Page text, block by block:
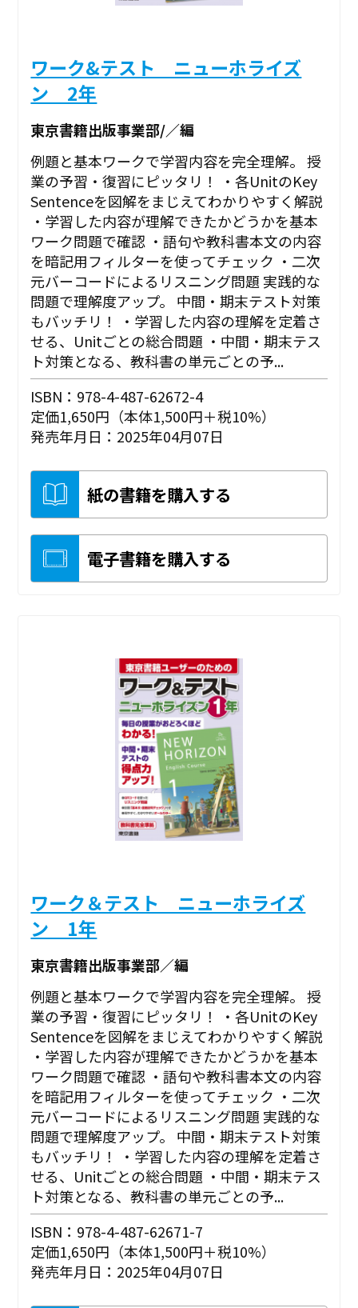
ワーク&テスト ニューホライズ
ン 2年
東京書籍出版事業部/／編
例題と基本ワークで学習内容を完全理解。 授
業の予習・復習にピッタリ！ ・各UnitのKey
Sentenceを図解をまじえてわかりやすく解説
・学習した内容が理解できたかどうかを基本
ワーク問題で確認 ・語句や教科書本文の内容
を暗記用フィルターを使ってチェック ・二次
元バーコードによるリスニング問題 実践的な
問題で理解度アップ。 中間・期末テスト対策
もバッチリ！ ・学習した内容の理解を定着さ
せる、Unitごとの総合問題 ・中間・期末テス
ト対策となる、教科書の単元ごとの予...
ISBN：978-4-487-62672-4
定価1,650円（本体1,500円＋税10%）
発売年月日：2025年04月07日
紙の書籍を購入する
電子書籍を購入する
ワーク＆テスト ニューホライズ
ン 1年
東京書籍出版事業部／編
例題と基本ワークで学習内容を完全理解。 授
業の予習・復習にピッタリ！ ・各UnitのKey
Sentenceを図解をまじえてわかりやすく解説
・学習した内容が理解できたかどうかを基本
ワーク問題で確認 ・語句や教科書本文の内容
を暗記用フィルターを使ってチェック ・二次
元バーコードによるリスニング問題 実践的な
問題で理解度アップ。 中間・期末テスト対策
もバッチリ！ ・学習した内容の理解を定着さ
せる、Unitごとの総合問題 ・中間・期末テス
ト対策となる、教科書の単元ごとの予...
ISBN：978-4-487-62671-7
定価1,650円（本体1,500円＋税10%）
発売年月日：2025年04月07日